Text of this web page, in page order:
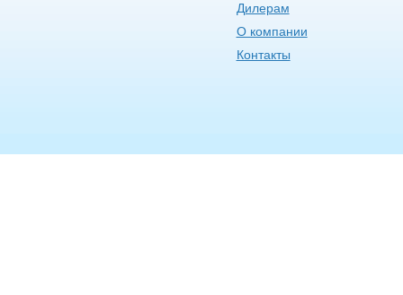
Дилерам
О компании
Контакты